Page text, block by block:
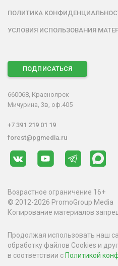
ПОЛИТИКА
УСЛОВИЯ ИСПОЛЬЗОВАНИЯ
ПОДПИСАТЬСЯ
660068, Красноярск
Мичурина, 3в, оф.405
+7 391 219 01 19
forest@pgmedia.ru
Возрастное ограничение 16+
© 2012-2026 PromoGroup Media
Копирование материалов
Продолжая использовать наш
обработку файлов Cookies и
в соответствии с Политикой